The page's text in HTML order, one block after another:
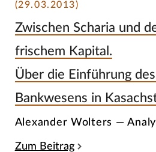
(29.03.2013)
Zwischen Scharia und
frischem Kapital.
Über die Einführung
Bankwesens in
Alexander Wolters —
Zum Beitrag